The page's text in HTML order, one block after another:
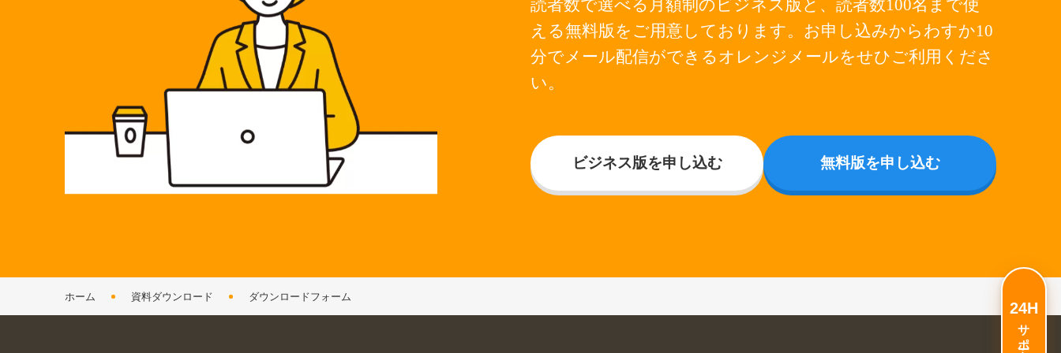
読者数で選べる月額制のビジネス版と、読者数100名まで使
える無料版をご用意しております。お申し込みからわすか10
分でメール配信ができるオレンジメールをせひご利用くださ
い。
ビジネス版を申し込む 無料版を申し込む
ホーム 資料ダウンロード ダウンロードフォーム
24H
サポート